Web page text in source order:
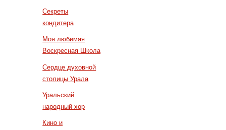
Секреты
кондитера
Моя любимая
Воскресная Школа
Сердце духовной
столицы Урала
Уральский
народный хор
Кино и